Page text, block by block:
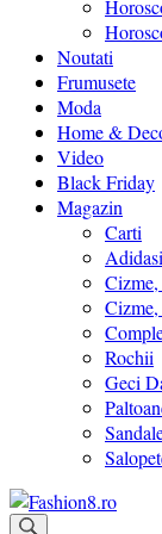
Noutati
Frumusete
Moda
Home &
Video
Black Friday
Magazin
Carti
Rochii
Geci